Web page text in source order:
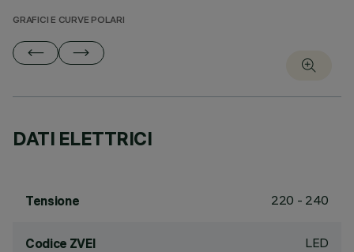
GRAFICI E CURVE POLARI
DATI ELETTRICI
Tensione 220 - 240
Codice ZVEI LED